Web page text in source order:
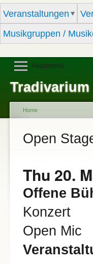
Veranstaltungen
Musikgruppen /
Tradivarium
Hauptmenü
You are here
Home
Open
Thu 20.
Offene
Konzert
Open Mic